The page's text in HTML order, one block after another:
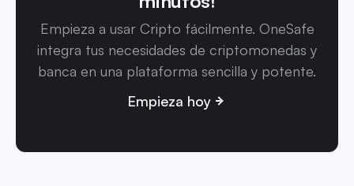
Empieza a usar Cripto fácilmente. OneSafe
integra tus necesidades de criptomonedas y
banca en una plataforma sencilla y potente.
Empieza hoy